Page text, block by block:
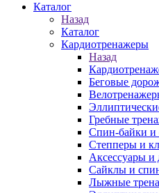
Каталог
Назад
Каталог
Кардиотренажеры
Назад
Беговые
Гребные
Спин-байки и
Степперы и
Аксессуары и
Сайклы и
Лыжные